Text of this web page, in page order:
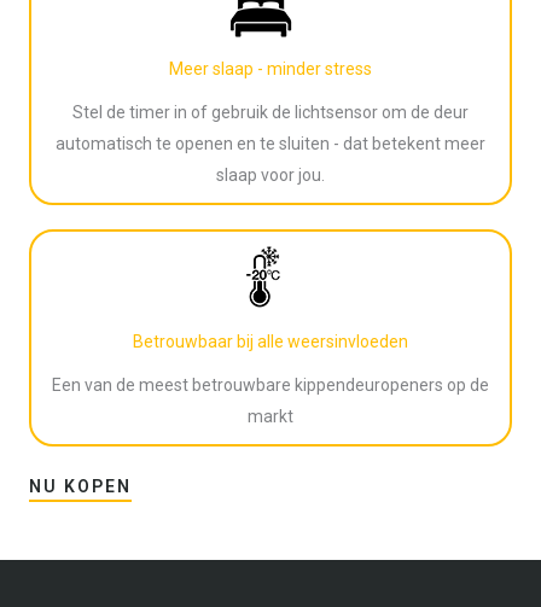
Meer slaap - minder stress
Stel de timer in of gebruik de lichtsensor om de deur
automatisch te openen en te sluiten - dat betekent meer
slaap voor jou.
Betrouwbaar bij alle weersinvloeden
Een van de meest betrouwbare kippendeuropeners op de
markt
NU KOPEN